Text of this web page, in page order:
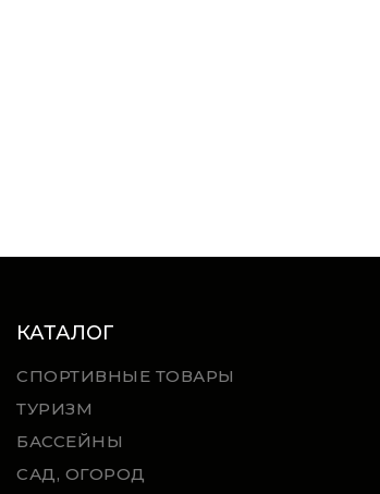
КАТАЛОГ
СПОРТИВНЫЕ ТОВАРЫ
ТУРИЗМ
БАССЕЙНЫ
САД, ОГОРОД